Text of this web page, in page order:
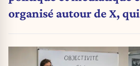
organisé autour de X,